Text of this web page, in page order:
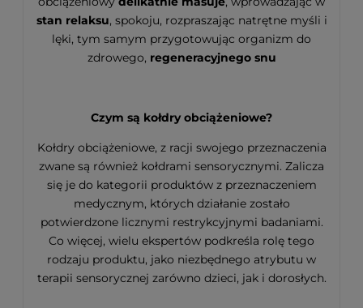
stan relaksu, spokoju, rozpraszając natrętne myśli i
lęki, tym samym przygotowując organizm do
zdrowego, regeneracyjnego snu
Czym są kołdry obciążeniowe?
Kołdry obciążeniowe, z racji swojego przeznaczenia
zwane są również kołdrami sensorycznymi. Zalicza
się je do kategorii produktów z przeznaczeniem
medycznym, których działanie zostało
potwierdzone licznymi restrykcyjnymi badaniami.
Co więcej, wielu ekspertów podkreśla rolę tego
rodzaju produktu, jako niezbędnego atrybutu w
terapii sensorycznej zarówno dzieci, jak i dorosłych.